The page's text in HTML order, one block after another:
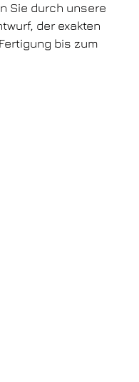
Sie durch unsere
der exakten
bis zum